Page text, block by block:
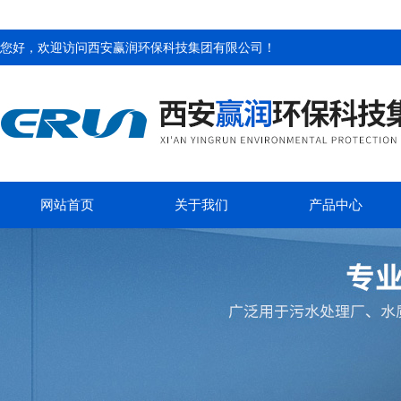
您好，欢迎访问西安赢润环保科技集团有限公司 ！
网站首页 关于我们 产品中心